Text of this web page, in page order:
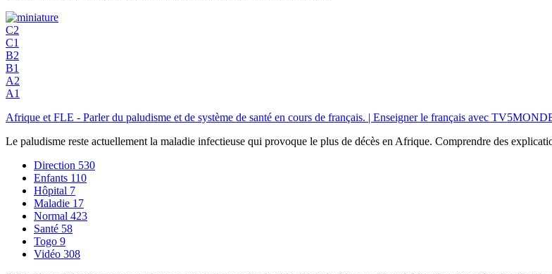
C2
C1
B2
B1
A2
A1
Afrique et FLE - Parler du paludisme et de système de santé en cours de français. | Enseigner le français avec
Le paludisme reste actuellement la maladie infectieuse qui provoque le plus de décès en Afrique. Comprendre des
Direction 530
Enfants 110
Hôpital 7
Maladie 17
Normal 423
Santé 58
Togo 9
Vidéo 308